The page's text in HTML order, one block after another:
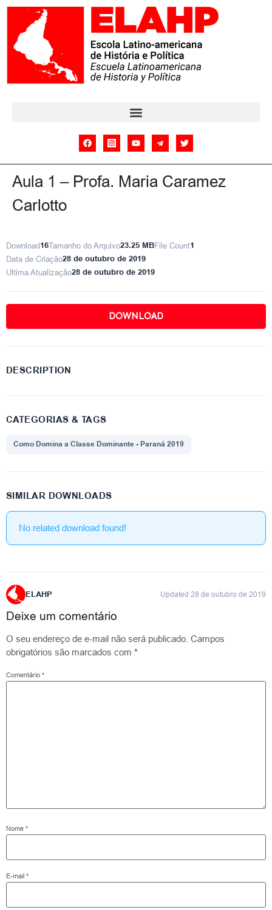
Aula 1 – Profa. Maria Caramez
Carlotto
Download16Tamanho do Arquivo23.25 MBFile Count1
Data de Criação28 de outubro de 2019
Ultima Atualização28 de outubro de 2019
DOWNLOAD
DESCRIPTION
CATEGORIAS & TAGS
Como Domina a Classe Dominante - Paraná 2019
SIMILAR DOWNLOADS
No related download found!
ELAHP Updated 28 de outubro de 2019
Deixe um comentário
O seu endereço de e-mail não será publicado. Campos
obrigatórios são marcados com *
Comentário *
Nome *
E-mail *